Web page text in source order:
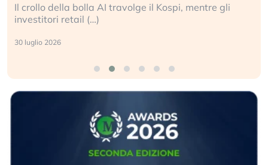
Il crollo della bolla AI travolge il Kospi, mentre gli
investitori retail (…)
30 luglio 2026